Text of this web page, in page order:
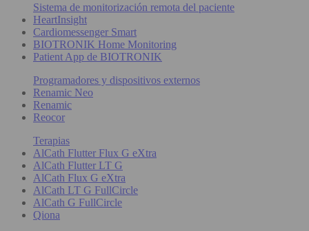
Sistema de monitorización remota del paciente
HeartInsight
Cardiomessenger Smart
BIOTRONIK Home Monitoring
Patient App de BIOTRONIK
Programadores y dispositivos externos
Renamic Neo
Renamic
Reocor
Terapias
AlCath Flutter Flux G eXtra
AlCath Flutter LT G
AlCath Flux G eXtra
AlCath LT G FullCircle
AlCath G FullCircle
Qiona